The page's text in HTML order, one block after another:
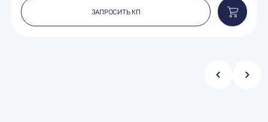
ЗАПРОСИТЬ КП
в
Стрелка